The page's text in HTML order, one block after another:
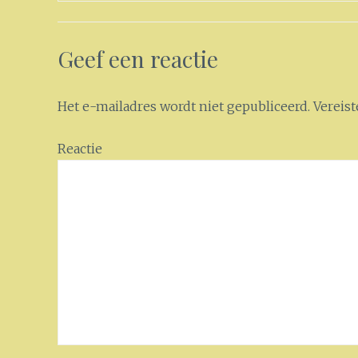
Geef een reactie
Het e-mailadres wordt niet gepubliceerd.
Reactie